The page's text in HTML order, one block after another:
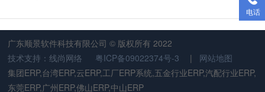
广东顺景软件科技有限公司 © 版权所有 2022
技术支持：线尚网络
粤ICP备09022374号-3 | 网站地图
集团ERP,台湾ERP,云ERP,工厂ERP系统,五金行业ERP,汽配行业ERP,
东莞ERP,广州ERP,佛山ERP,中山ERP
电话